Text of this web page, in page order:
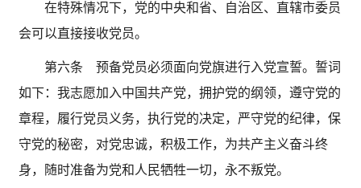
在特殊情况下，党的中央和省、自治区、直辖市委员
会可以直接接收党员。
第六条 预备党员必须面向党旗进行入党宣誓。誓词
如下：我志愿加入中国共产党，拥护党的纲领，遵守党的
章程，履行党员义务，执行党的决定，严守党的纪律，保
守党的秘密，对党忠诚，积极工作，为共产主义奋斗终
身，随时准备为党和人民牺牲一切，永不叛党。